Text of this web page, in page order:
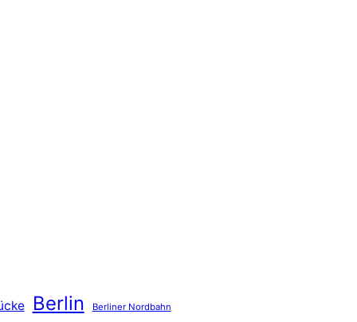
Berlin Berliner Nordbahn